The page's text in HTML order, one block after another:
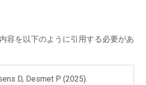
容を以下のように引用する必要があ
D, Desmet P (2025).